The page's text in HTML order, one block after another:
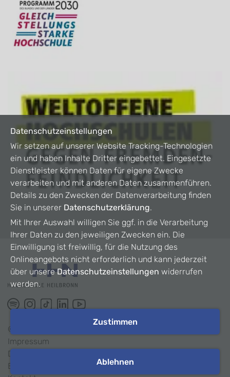
©
Impressum
Datenschutz
Barrierefreiheit
Datenschutzeinstellungen
Wir setzen auf unserer Website Tracking-Technologien
ein und haben Inhalte Dritter eingebettet. Eingesetzte
Dienstleister können Daten für eigene Zwecke
verarbeiten und mit anderen Daten zusammenführen.
Details zu den Zwecken der Datenverarbeitung finden
Sie in unserer Datenschutzerklärung.
Mit Ihrer Auswahl willigen Sie ggf. in die Verarbeitung
Ihrer Daten zu den jeweiligen Zwecken ein. Die
Einwilligung ist freiwillig, für die Nutzung des
Onlineangebots nicht erforderlich und kann jederzeit
über unsereDatenschutzeinstellungen widerrufen
werden.
Zustimmen
Ablehnen